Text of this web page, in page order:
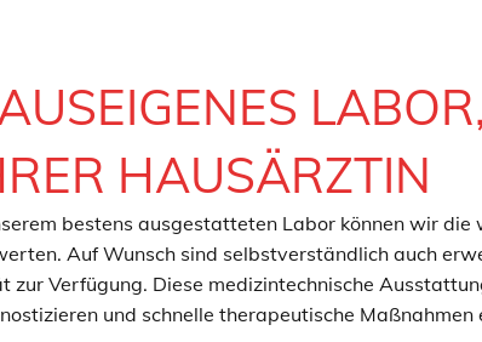
HAUSÄRZTIN
bestens ausgestatteten Labor können wir
Auf Wunsch sind selbstverständlich auch
zur Verfügung. Diese medizintechnische
und schnelle therapeutische Maßnahmen